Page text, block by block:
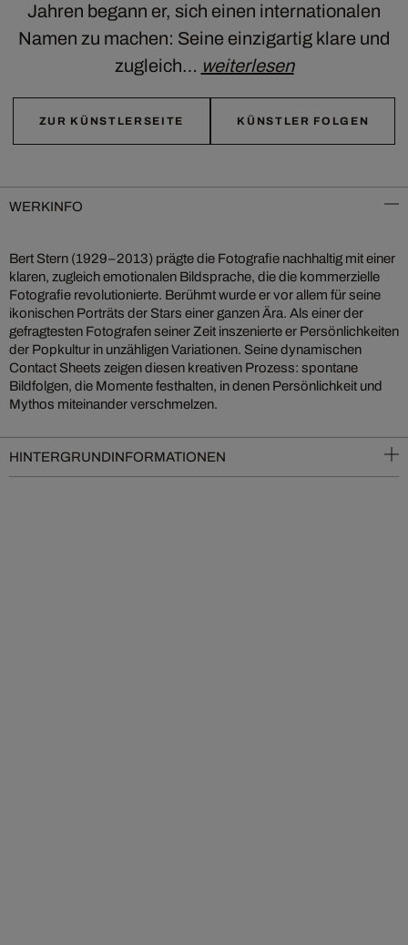
Jahren begann er, sich einen internationalen
Namen zu machen: Seine einzigartig klare und
zugleich… weiterlesen
ZUR KÜNSTLERSEITE KÜNSTLER FOLGEN
WERKINFO
Bert Stern (1929–2013) prägte die Fotografie nachhaltig mit einer
klaren, zugleich emotionalen Bildsprache, die die kommerzielle
Fotografie revolutionierte. Berühmt wurde er vor allem für seine
ikonischen Porträts der Stars einer ganzen Ära. Als einer der
gefragtesten Fotografen seiner Zeit inszenierte er Persönlichkeiten
der Popkultur in unzähligen Variationen. Seine dynamischen
Contact Sheets zeigen diesen kreativen Prozess: spontane
Bildfolgen, die Momente festhalten, in denen Persönlichkeit und
Mythos miteinander verschmelzen.
HINTERGRUNDINFORMATIONEN